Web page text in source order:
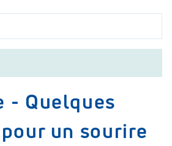
- Quelques
un sourire